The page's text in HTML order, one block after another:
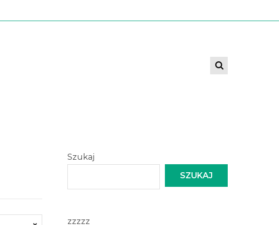
Szukaj
SZUKAJ
zzzzz